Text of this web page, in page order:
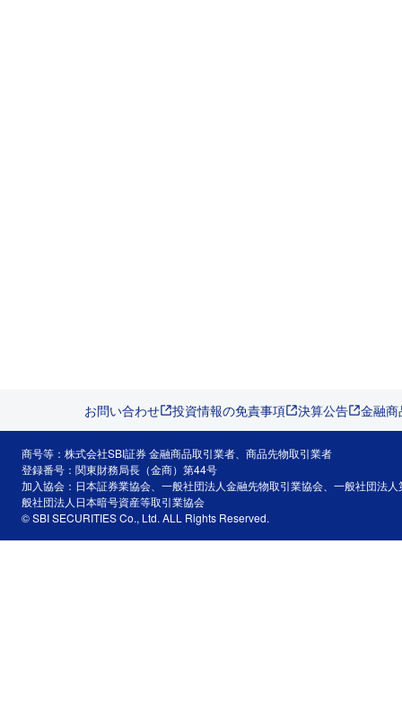
お問い合わせ 投資情報の免責事項 決算公告 金融
商号等：株式会社SBI証券 金融商品取引業者、商品先物取引業者
登録番号：関東財務局長（金商）第44号
加入協会：日本証券業協会、一般社団法人金融先物取引業協会、一般社団法
般社団法人日本暗号資産等取引業協会
© SBI SECURITIES Co., Ltd. ALL Rights Reserved.